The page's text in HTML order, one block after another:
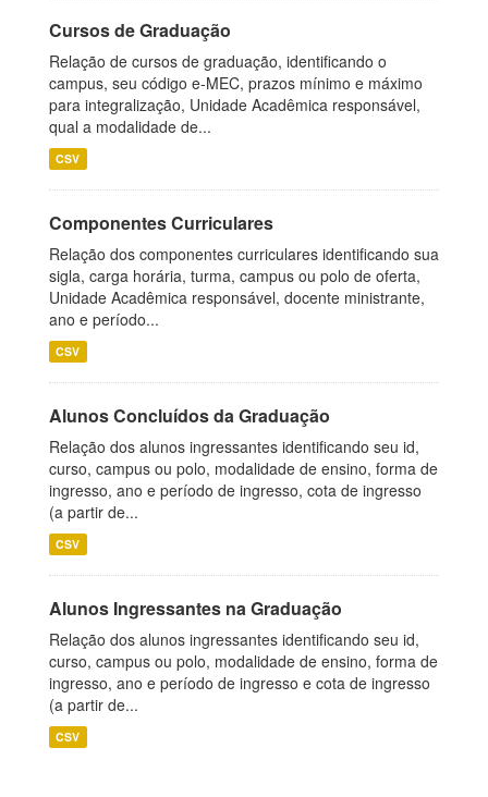
Cursos de Graduação
Relação de cursos de graduação, identificando o
campus, seu código e-MEC, prazos mínimo e máximo
para integralização, Unidade Acadêmica responsável,
qual a modalidade de...
CSV
Componentes Curriculares
Relação dos componentes curriculares identificando sua
sigla, carga horária, turma, campus ou polo de oferta,
Unidade Acadêmica responsável, docente ministrante,
ano e período...
CSV
Alunos Concluídos da Graduação
Relação dos alunos ingressantes identificando seu id,
curso, campus ou polo, modalidade de ensino, forma de
ingresso, ano e período de ingresso, cota de ingresso
(a partir de...
CSV
Alunos Ingressantes na Graduação
Relação dos alunos ingressantes identificando seu id,
curso, campus ou polo, modalidade de ensino, forma de
ingresso, ano e período de ingresso e cota de ingresso
(a partir de...
CSV